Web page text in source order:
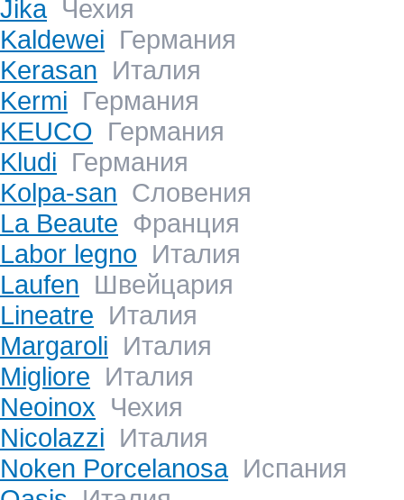
JikaЧехия
Kaldewei Германия
Kerasan Италия
Kermi Германия
KEUCO Германия
Kludi Германия
Kolpa-san Словения
La Beaute Франция
Labor legno Италия
Laufen Швейцария
Lineatre Италия
Margaroli Италия
Migliore Италия
Neoinox Чехия
Nicolazzi Италия
Noken PorcelanosaИспания